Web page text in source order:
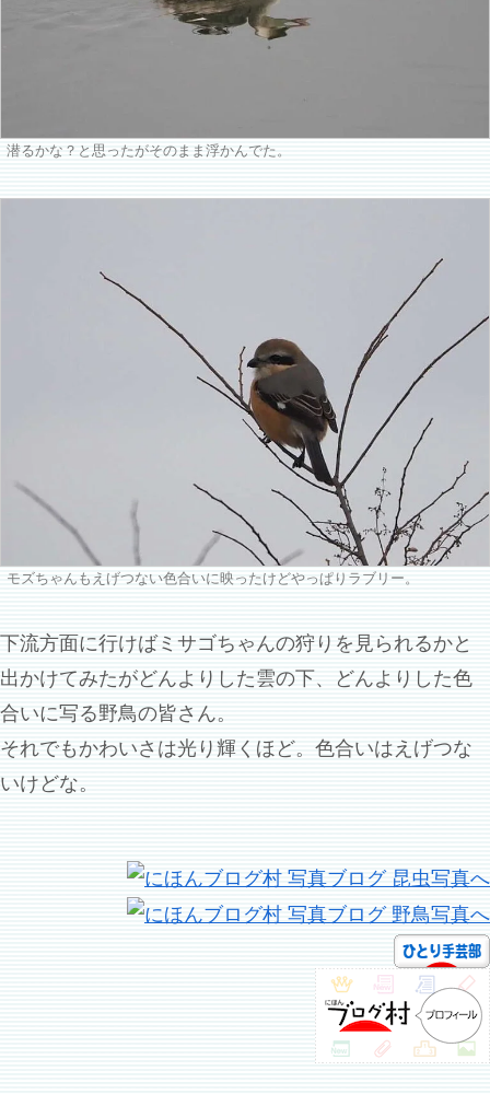
潜るかな？と思ったがそのまま浮かんでた。
モズちゃんもえげつない色合いに映ったけどやっぱりラブリー。
下流方面に行けばミサゴちゃんの狩りを見られるかと
出かけてみたがどんよりした雲の下、どんよりした色
合いに写る野鳥の皆さん。
それでもかわいさは光り輝くほど。色合いはえげつな
いけどな。